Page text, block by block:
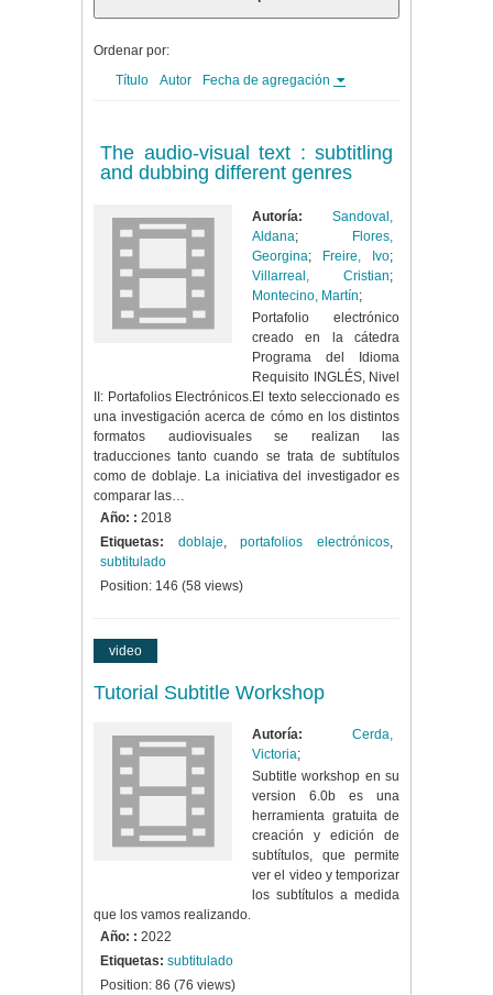
Ordenar por:
Título
Autor Fecha de agregación
The audio-visual text : subtitling
and dubbing different genres
Autoría:
Sandoval,
Aldana;
Flores,
Georgina; Freire, Ivo;
Villarreal, Cristian;
Montecino, Martín;
Portafolio electrónico
creado en la cátedra
Programa del Idioma
Requisito INGLÉS, Nivel
II: Portafolios Electrónicos.El texto seleccionado es
una investigación acerca de cómo en los distintos
formatos audiovisuales se realizan las
traducciones tanto cuando se trata de subtítulos
como de doblaje. La iniciativa del investigador es
comparar las…
Año: : 2018
Etiquetas:
doblaje,portafolios electrónicos,
subtitulado
Position: 146 (58 views)
video
Tutorial Subtitle Workshop
Autoría:
Cerda,
Victoria;
Subtitle workshop en su
version 6.0b es una
herramienta gratuita de
creación y edición de
subtítulos, que permite
ver el video y temporizar
los subtítulos a medida
que los vamos realizando.
Año: : 2022
Etiquetas: subtitulado
Position: 86 (76 views)